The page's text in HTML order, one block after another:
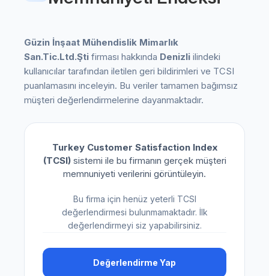
Güzin İnşaat Mühendislik Mimarlık
San.Tic.Ltd.Şti firması hakkında Denizli ilindeki
kullanıcılar tarafından iletilen geri bildirimleri ve TCSI
puanlamasını inceleyin. Bu veriler tamamen bağımsız
müşteri değerlendirmelerine dayanmaktadır.
Turkey Customer Satisfaction Index
(TCSI)sistemi ile bu firmanın gerçek müşteri
memnuniyeti verilerini görüntüleyin.
Bu firma için henüz yeterli TCSI
değerlendirmesi bulunmamaktadır. İlk
değerlendirmeyi siz yapabilirsiniz.
Değerlendirme Yap